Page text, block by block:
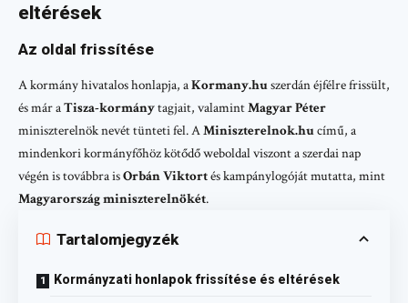
eltérések
Az oldal frissítése
A kormány hivatalos honlapja, aKormany.huszerdán éjfélre frissült,
és már aTisza-kormánytagjait, valamintMagyar Péter
miniszterelnök nevét tünteti fel. AMiniszterelnok.hucímű, a
mindenkori kormányfőhöz kötődő weboldal viszont a szerdai nap
végén is továbbra isOrbán Viktortés kampánylogóját mutatta, mint
Magyarország miniszterelnökét.
Tartalomjegyzék
Kormányzati honlapok frissítése és eltérések